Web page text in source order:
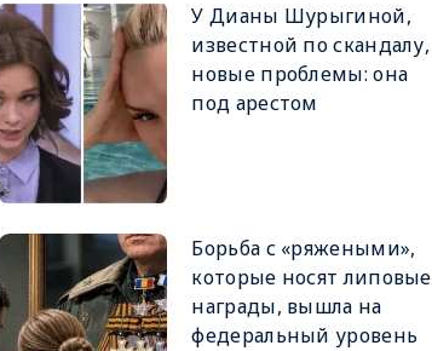
У Дианы Шурыгиной,
известной по скандалу,
новые проблемы: она
под арестом
Борьба с «ряжеными»,
которые носят липовые
награды, вышла на
федеральный уровень